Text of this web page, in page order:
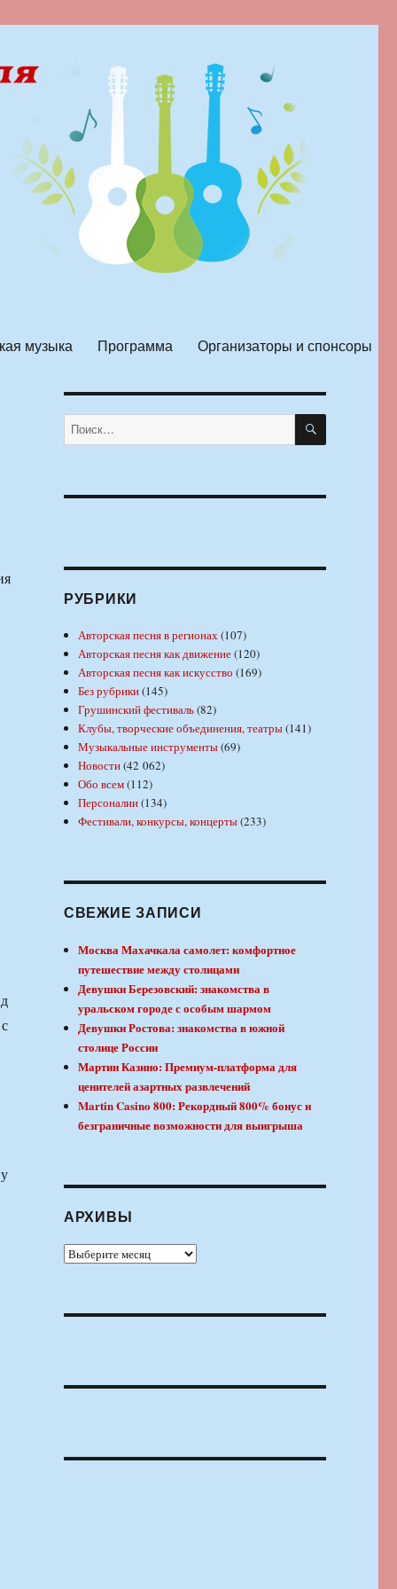
музыка Программа Организаторы и спонсоры
Искать: ПОИСК
РУБРИКИ
Авторская песня в регионах(107)
Авторская песня как движение(120)
Авторская песня как искусство (169)
Без рубрики(145)
Грушинский фестиваль(82)
Клубы, творческие объединения, театры(141)
Музыкальные инструменты(69)
Новости(42 062)
Обо всем(112)
Персоналии(134)
Фестивали, конкурсы, концерты(233)
СВЕЖИЕ ЗАПИСИ
Москва Махачкала самолет: комфортное
путешествие между столицами
Девушки Березовский: знакомства в
уральском городе с особым шармом
Девушки Ростова: знакомства в южной
столице России
Мартин Казино: Премиум-платформа для
ценителей азартных развлечений
Martin Casino 800: Рекордный 800% бонус и
безграничные возможности для выигрыша
АРХИВЫ
Архивы